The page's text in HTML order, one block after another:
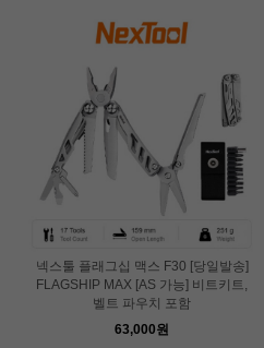
넥스툴 플래그십 맥스 F30 [당일발송]
FLAGSHIP MAX [AS 가능] 비트키트,
벨트 파우치 포함
63,000원